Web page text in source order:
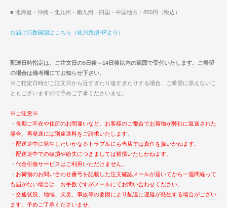
■ 北海道・沖縄・北九州・南九州・四国・中国地方：850円（税込）
お届け日数確認はこちら（佐川急便HPより）
配達日時指定は、ご注文日の5日後～14日後以内の範囲で受付いたします。ご希望
の場合は備考欄にてお知らせ下さい。
※ご指定日時がご注文日から近すぎたり遠すぎたりする場合、ご希望に添えないこ
ともございますので予めご了承くださいませ。
※ご注意※
・長期ご不在や住所のお間違いなど、お客様のご都合でお荷物が弊社に返送された
場合、再発送には別途送料をご請求いたします。
・配送途中に発生したいかなるトラブルにも当店では責任を負いかねます。
・配送途中での破損や紛失につきましては補償いたしかねます。
・代金引換サービスはご利用いただけません。
・お荷物のお問い合わせ番号を記載した注文確認メールが届いてから一週間経って
も届かない場合は、お手数ですがメールにてお問い合わせください。
・交通状況、地域、天災、事故等の要因により配達に遅延が発生する場合がござい
ます。予めご了承くださいませ。